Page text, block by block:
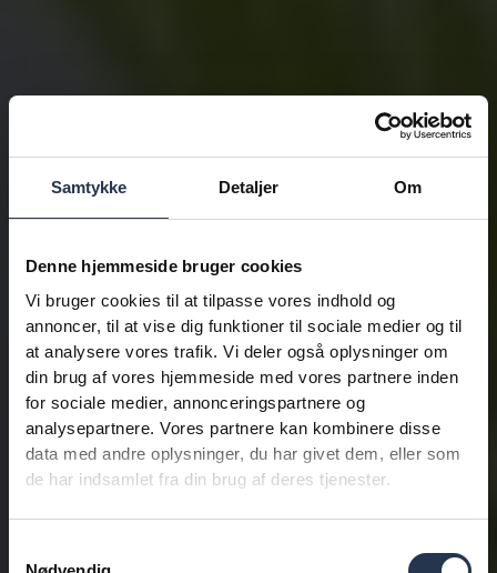
Samtykke Detaljer Om
Denne hjemmeside bruger cookies
Vi bruger cookies til at tilpasse vores indhold og
annoncer, til at vise dig funktioner til sociale medier og til
at analysere vores trafik. Vi deler også oplysninger om
din brug af vores hjemmeside med vores partnere inden
for sociale medier, annonceringspartnere og
analysepartnere. Vores partnere kan kombinere disse
data med andre oplysninger, du har givet dem, eller som
de har indsamlet fra din brug af deres tjenester.